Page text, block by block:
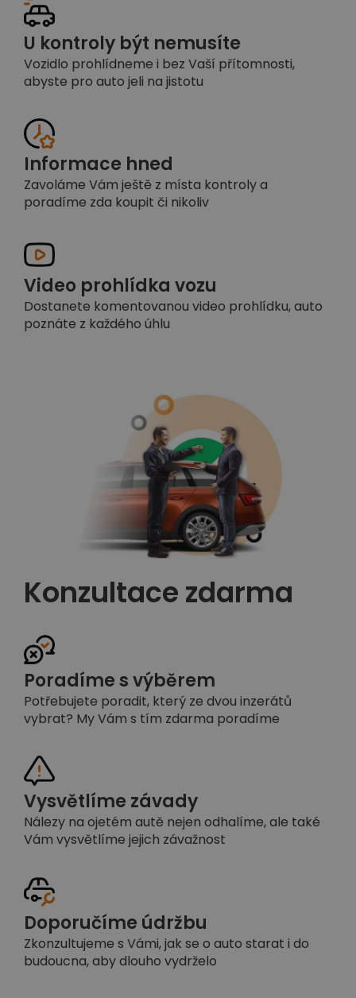
U kontroly být nemusíte
Vozidlo prohlídneme i bez Vaší přítomnosti,
abyste pro auto jeli na jistotu
Informace hned
Zavoláme Vám ještě z místa kontroly a
poradíme zda koupit či nikoliv
Video prohlídka vozu
Dostanete komentovanou video prohlídku, auto
poznáte z každého úhlu
Konzultace zdarma
Poradíme s výběrem
Potřebujete poradit, který ze dvou inzerátů
vybrat? My Vám s tím zdarma poradíme
Vysvětlíme závady
Nálezy na ojetém autě nejen odhalíme, ale také
Vám vysvětlíme jejich závažnost
Doporučíme údržbu
Zkonzultujeme s Vámi, jak se o auto starat i do
budoucna, aby dlouho vydrželo